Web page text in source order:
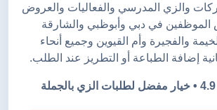
والزي المدرسي والفعاليات والعروض
الموظفين في دبي وأبوظبي والشارقة
والفجيرة وأم القيوين وجميع أنحاء
إضافة الطباعة أو التطريز عند الطلب.